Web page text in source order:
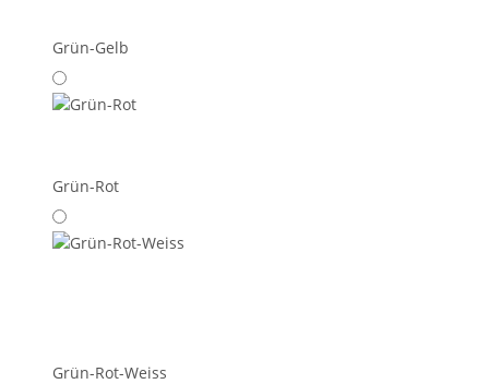
Grün-Gelb
Grün-Rot
Grün-Rot-Weiss